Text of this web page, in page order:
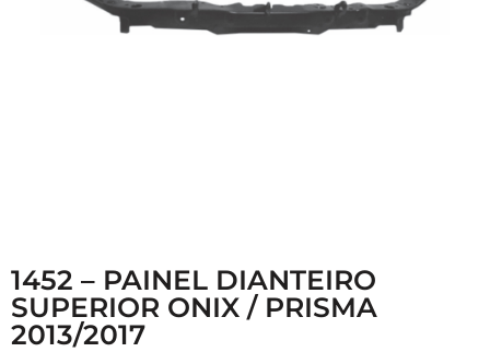
1452 – PAINEL DIANTEIRO
SUPERIOR ONIX / PRISMA
2013/2017